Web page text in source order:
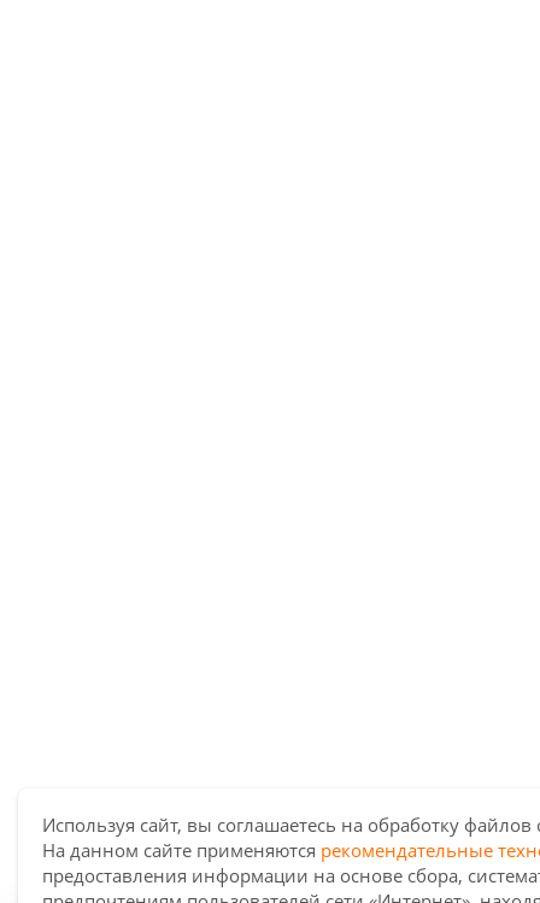
Используя сайт, вы соглашаетесь на обработку
На данном сайте применяются рекомендательные
предоставления информации на основе сбора,